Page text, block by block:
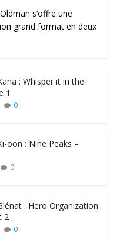
s’offre une
grand format en deux
: Whisper it in the
1
0
oon : Nine Peaks –
0
: Hero Organization
2
0